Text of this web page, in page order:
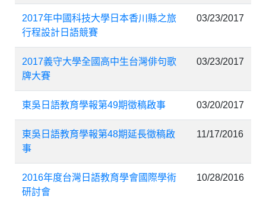
2017年中國科技大學日本香川縣之旅
行程設計日語競賽
03/23/2017
2017義守大學全國高中生台灣俳句歌
牌大賽
03/23/2017
東吳日語教育學報第49期徵稿啟事 03/20/2017
東吳日語教育學報第48期延長徵稿啟
事
11/17/2016
2016年度台灣日語教育學會國際學術
研討會
10/28/2016